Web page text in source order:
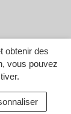
obtenir des
vous pouvez